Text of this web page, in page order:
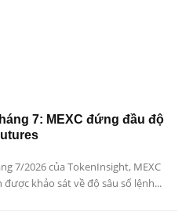
7: MEXC đứng đầu độ
7/2026 của TokenInsight, MEXC
khảo sát về độ sâu sổ lệnh...